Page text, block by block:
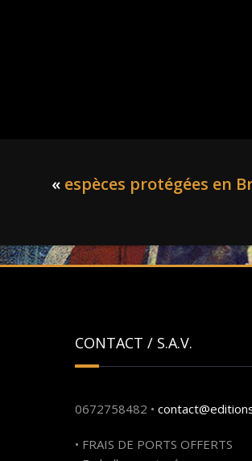
« espèces protégées en
CONTACT / S.A.V.
0672758482 •
• FRAIS DE PORTS OFFERTS